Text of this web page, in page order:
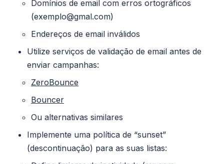
Domínios de email com erros ortográficos
(exemplo@gmal.com)
Endereços de email inválidos
Utilize serviços de validação de email antes de
enviar campanhas:
ZeroBounce
Bouncer
Ou alternativas similares
Implemente uma política de “sunset”
(descontinuação) para as suas listas: